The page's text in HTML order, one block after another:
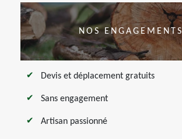
NOS ENGAGEMENTS
Devis et déplacement gratuits
Sans engagement
Artisan passionné